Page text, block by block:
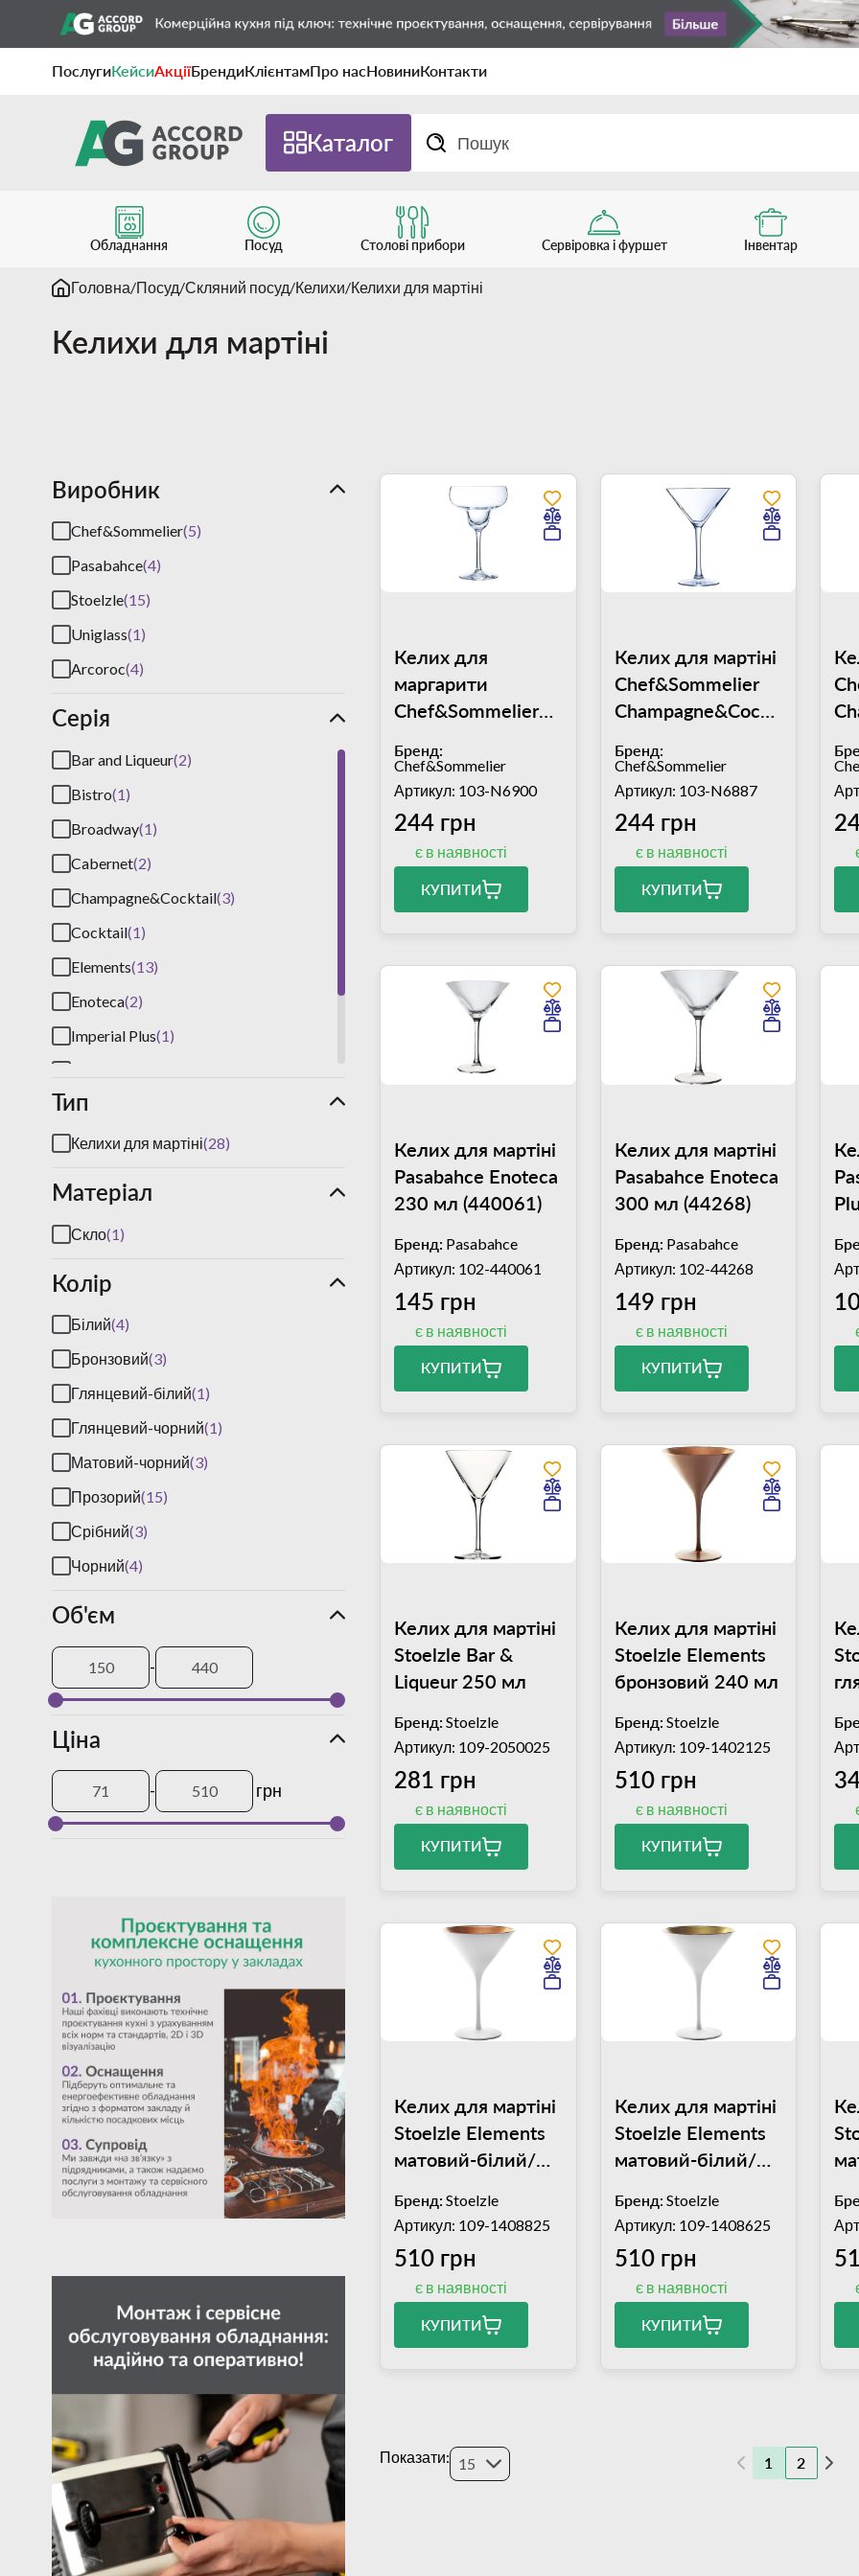
ПослугиКейсиАкціїБрендиКлієнтамПро насНовиниКонтакти
Каталог
Обладнання Посуд Столові прибори Сервіровка і фуршет Інвентар
Головна Посуд Скляний посуд Келихи Келихи для мартіні
Келихи для мартіні
Виробник
Chef&Sommelier(5)
Pasabahce(4)
Stoelzle(15)
Uniglass(1)
Arcoroc(4)
Серія
Bar and Liqueur(2)
Bistro(1)
Broadway(1)
Cabernet(2)
Champagne&Cocktail(3)
Cocktail(1)
Elements(13)
Enoteca(2)
Imperial Plus(1)
Monti
Outdoor Cocktail(1)
Тип
Келихи для мартіні(28)
Матеріал
Скло(1)
Колір
Білий(4)
Бронзовий(3)
Глянцевий-білий(1)
Глянцевий-чорний(1)
Матовий-чорний(3)
Прозорий(15)
Срібний(3)
Чорний(4)
Об'єм
-
Ціна
- грн
Келих для
маргарити
Chef&Sommelier
440 мл
Бренд:
Chef&Sommelier
Артикул: 103-N6900
244 грн
є в наявності
КУПИТИ
Келих для мартіні
Chef&Sommelier
Champagne&Cocktail
Бренд:
Chef&Sommelier
Артикул: 103-N6887
244 грн
є в наявності
КУПИТИ
Келих для мартіні
Pasabahce Enoteca
230 мл (440061)
Бренд: Pasabahce
Артикул: 102-440061
145 грн
є в наявності
КУПИТИ
Келих для мартіні
Pasabahce Enoteca
300 мл (44268)
Бренд: Pasabahce
Артикул: 102-44268
149 грн
є в наявності
КУПИТИ
Келих для мартіні
Stoelzle Bar &
Liqueur 250 мл
Бренд: Stoelzle
Артикул: 109-2050025
281 грн
є в наявності
КУПИТИ
Келих для мартіні
Stoelzle Elements
бронзовий 240 мл
Бренд: Stoelzle
Артикул: 109-1402125
510 грн
є в наявності
КУПИТИ
Келих для мартіні
Stoelzle Elements
матовий-білий/
Бренд: Stoelzle
Артикул: 109-1408825
510 грн
є в наявності
КУПИТИ
Келих для мартіні
Stoelzle Elements
матовий-білий/
Бренд: Stoelzle
Артикул: 109-1408625
510 грн
є в наявності
КУПИТИ
Показати: 15 1 2